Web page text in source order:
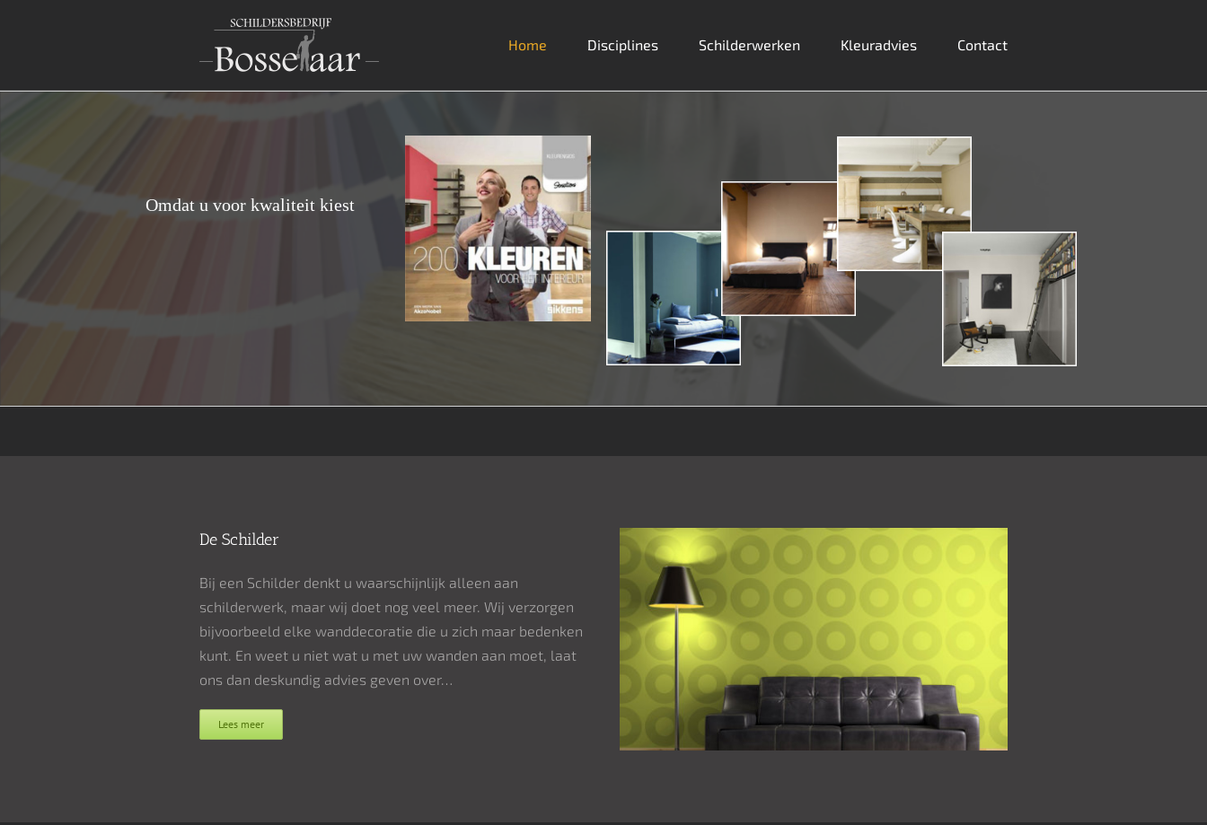
Home Disciplines Schilderwerken Kleuradvies Contact
Omdat u voor kwaliteit kiest
De Schilder
Bij een Schilder denkt u waarschijnlijk alleen aan
schilderwerk, maar wij doet nog veel meer. Wij verzorgen
bijvoorbeeld elke wanddecoratie die u zich maar bedenken
kunt. En weet u niet wat u met uw wanden aan moet, laat
ons dan deskundig advies geven over…
Lees meer